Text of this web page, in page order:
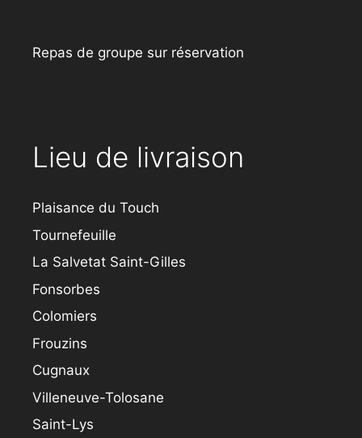
Repas de groupe sur réservation
Lieu de livraison
Plaisance du Touch
Tournefeuille
La Salvetat Saint-Gilles
Fonsorbes
Colomiers
Frouzins
Cugnaux
Villeneuve-Tolosane
Saint-Lys